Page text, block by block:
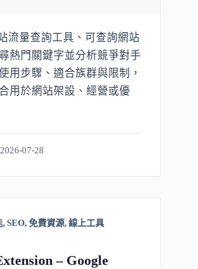
流量查詢工具、可查詢網站
熱門關鍵字並分析競爭對手
用步驟、適合族群與限制，
用於網站架設、經營或優
2026-07-28
, SEO, 免費資源, 線上工具
– Google